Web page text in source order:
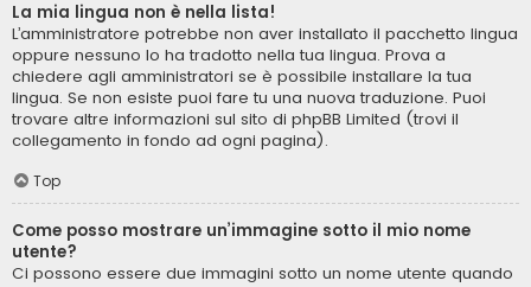
La mia lingua non è nella lista!
L’amministratore potrebbe non aver installato il pacchetto lingua
oppure nessuno lo ha tradotto nella tua lingua. Prova a
chiedere agli amministratori se è possibile installare la tua
lingua. Se non esiste puoi fare tu una nuova traduzione. Puoi
trovare altre informazioni sul sito di phpBB Limited (trovi il
collegamento in fondo ad ogni pagina).
Top
Come posso mostrare un’immagine sotto il mio nome
utente?
Ci possono essere due immagini sotto un nome utente quando